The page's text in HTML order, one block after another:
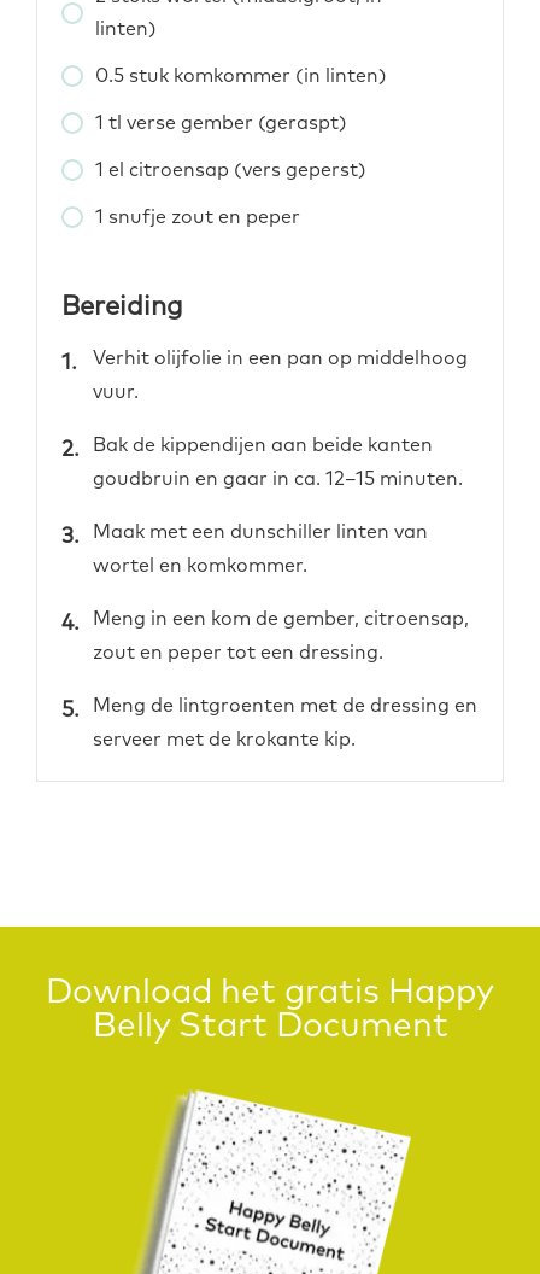
linten)
0.5 stuk komkommer (in linten)
1 tl verse gember (geraspt)
1 el citroensap (vers geperst)
1 snufje zout en peper
Bereiding
Verhit olijfolie in een pan op middelhoog
vuur.
Bak de kippendijen aan beide kanten
goudbruin en gaar in ca. 12–15 minuten.
Maak met een dunschiller linten van
wortel en komkommer.
Meng in een kom de gember, citroensap,
zout en peper tot een dressing.
Meng de lintgroenten met de dressing en
serveer met de krokante kip.
Download het gratis Happy
Belly Start Document